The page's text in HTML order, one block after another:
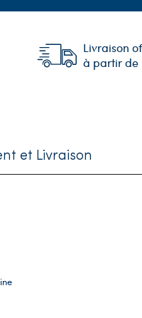
Livraison
à partir de
et Livraison